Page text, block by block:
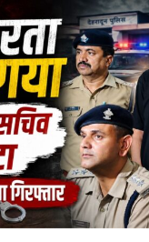
गोली लगने से राजेश
और आरोपी मौके से फरार
के लोग मौके पर